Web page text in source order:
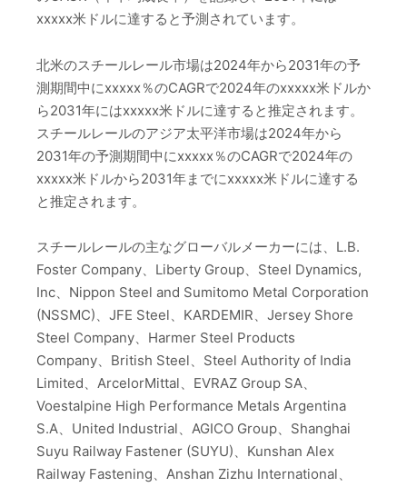
xxxxx米ドルに達すると予測されています。
北米のスチールレール市場は2024年から2031年の予
測期間中にxxxxx％のCAGRで2024年のxxxxx米ドルか
ら2031年にはxxxxx米ドルに達すると推定されます。
スチールレールのアジア太平洋市場は2024年から
2031年の予測期間中にxxxxx％のCAGRで2024年の
xxxxx米ドルから2031年までにxxxxx米ドルに達する
と推定されます。
スチールレールの主なグローバルメーカーには、L.B.
Foster Company、Liberty Group、Steel Dynamics,
Inc、Nippon Steel and Sumitomo Metal Corporation
(NSSMC)、JFE Steel、KARDEMIR、Jersey Shore
Steel Company、Harmer Steel Products
Company、British Steel、Steel Authority of India
Limited、ArcelorMittal、EVRAZ Group SA、
Voestalpine High Performance Metals Argentina
S.A、United Industrial、AGICO Group、Shanghai
Suyu Railway Fastener (SUYU)、Kunshan Alex
Railway Fastening、Anshan Zizhu International、